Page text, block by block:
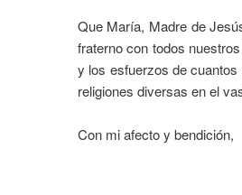
Que María, Madre de
fraterno con todos
y los esfuerzos de
religiones diversas en el
Con mi afecto y bendición,